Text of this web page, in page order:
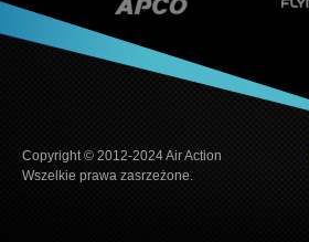
Copyright © 2012-2024 Air Action
Wszelkie prawa zasrzeżone.